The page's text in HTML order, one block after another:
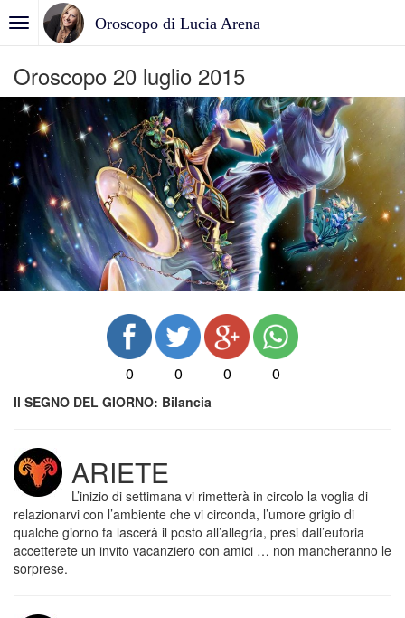
Oroscopo di Lucia Arena
Oroscopo 20 luglio 2015
0 0 0 0
Il SEGNO DEL GIORNO: Bilancia
ARIETE
L’inizio di settimana vi rimetterà in circolo la voglia di
relazionarvi con l’ambiente che vi circonda, l’umore grigio di
qualche giorno fa lascerà il posto all’allegria, presi dall’euforia
accetterete un invito vacanziero con amici … non mancheranno le
sorprese.